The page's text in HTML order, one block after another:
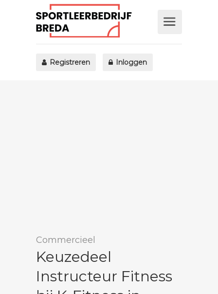
Registreren Inloggen
Commercieel
Keuzedeel
Instructeur Fitness